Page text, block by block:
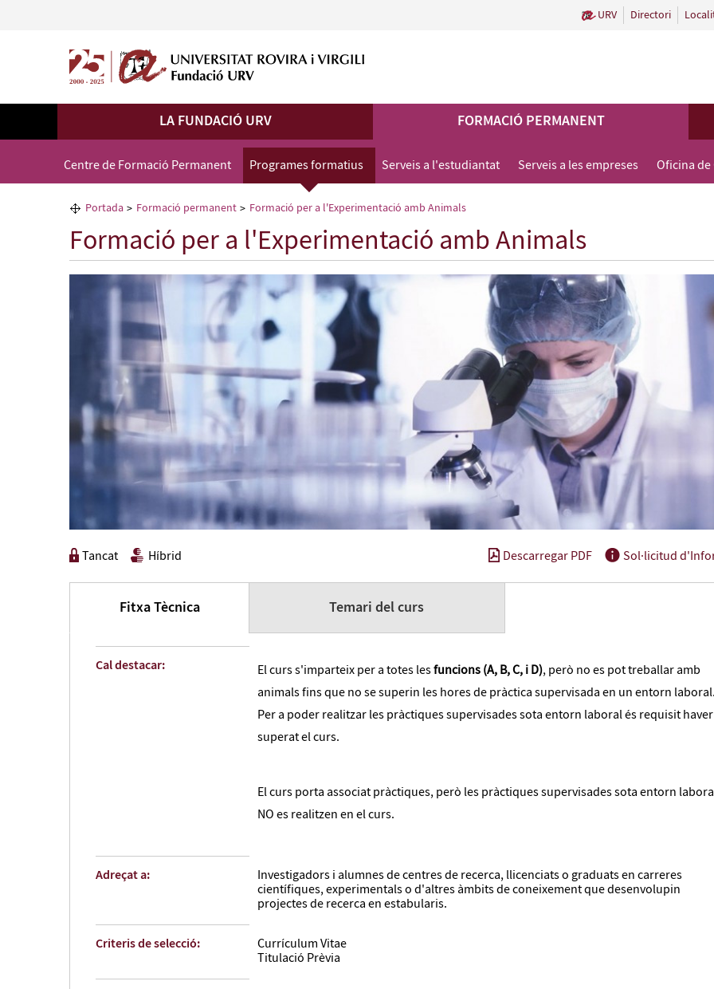
URV Directori
LA FUNDACIÓ URV FORMACIÓ PERMANENT
Centre de Formació Permanent Programes formatius Serveis a l'estudiantat Serveis a les empreses Oficina de
Portada Formació permanent Formació per a l'Experimentació amb Animals
Formació per a l'Experimentació amb Animals
Tancat Híbrid Descarregar PDF Sol·licitud
Fitxa Tècnica
Cal destacar: El curs s'imparteix per a totes lesfuncions (A, B, C, i D), però no es pot treballar amb
animals fins que no se superin les hores de pràctica supervisada en un entorn
Per a poder realitzar les pràctiques supervisades sota entorn laboral és requisit haver
superat el curs.
El curs porta associat pràctiques, però les pràctiques supervisades sota entorn
NO es realitzen en el curs.
Adreçat a:
Investigadors i alumnes de centres de recerca, llicenciats o graduats en carreres
científiques, experimentals o d'altres àmbits de coneixement que desenvolupin
projectes de recerca en estabularis.
Criteris de selecció:
Currículum Vitae
Titulació Prèvia
Temari del curs